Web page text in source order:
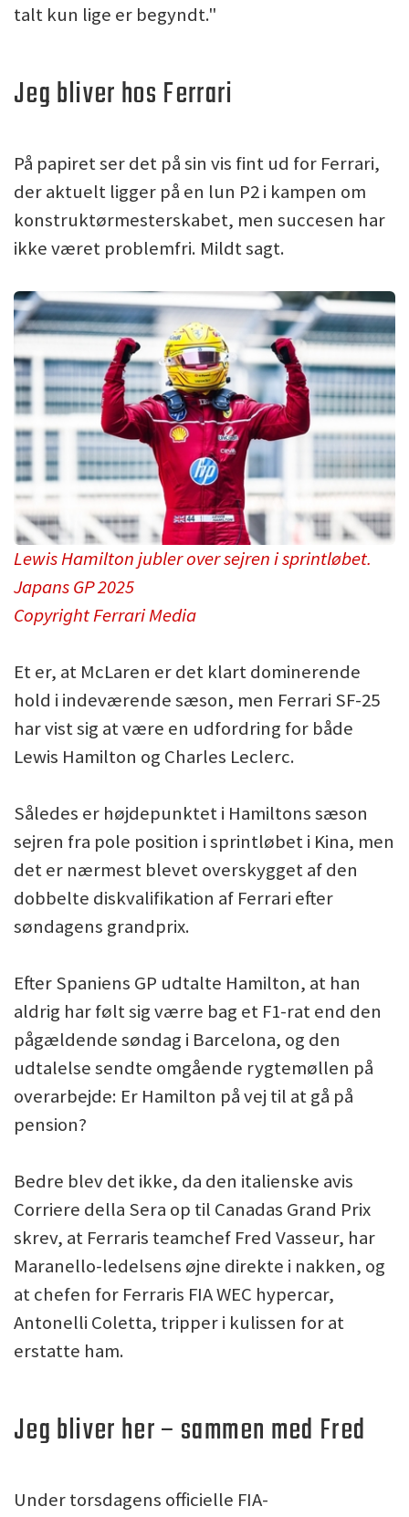
talt kun lige er begyndt."
Jeg bliver hos Ferrari
På papiret ser det på sin vis fint ud for Ferrari,
der aktuelt ligger på en lun P2 i kampen om
konstruktørmesterskabet, men succesen har
ikke været problemfri. Mildt sagt.
Lewis Hamilton jubler over sejren i sprintløbet.
Japans GP 2025
Copyright Ferrari Media
Et er, at McLaren er det klart dominerende
hold i indeværende sæson, men Ferrari SF-25
har vist sig at være en udfordring for både
Lewis Hamilton og Charles Leclerc.
Således er højdepunktet i Hamiltons sæson
sejren fra pole position i sprintløbet i Kina, men
det er nærmest blevet overskygget af den
dobbelte diskvalifikation af Ferrari efter
søndagens grandprix.
Efter Spaniens GP udtalte Hamilton, at han
aldrig har følt sig værre bag et F1-rat end den
pågældende søndag i Barcelona, og den
udtalelse sendte omgående rygtemøllen på
overarbejde: Er Hamilton på vej til at gå på
pension?
Bedre blev det ikke, da den italienske avis
Corriere della Sera op til Canadas Grand Prix
skrev, at Ferraris teamchef Fred Vasseur, har
Maranello-ledelsens øjne direkte i nakken, og
at chefen for Ferraris FIA WEC hypercar,
Antonelli Coletta, tripper i kulissen for at
erstatte ham.
Jeg bliver her – sammen med Fred
Under torsdagens officielle FIA-